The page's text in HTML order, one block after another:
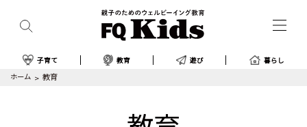
子育て 教育 遊び 暮らし
ホーム 教育